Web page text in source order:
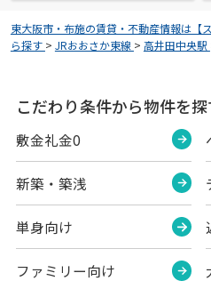
東大阪市・布施の賃貸・不動産情報は【
ら探す > JRおおさか東線 > 高井田中央駅
こだわり条件から物件を探
敷金礼金0
新築・築浅
単身向け
ファミリー向け